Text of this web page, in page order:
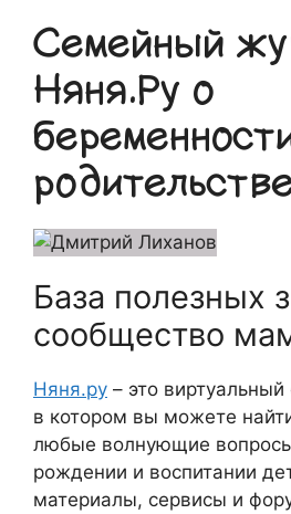
Семейный
Няня.Ру о
База полезных
сообщество
Няня.ру – это
в котором вы можете
любые волнующие
рождении и воспитании
материалы, сервисы и